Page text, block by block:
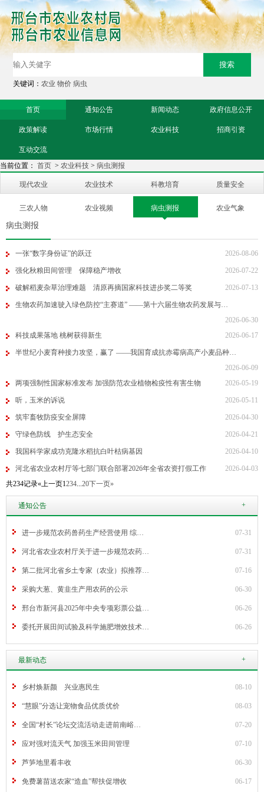
关键词：农业 物价 病虫
首页 通知公告 新闻动态 政府信息公开
政策解读 市场行情 农业科技 招商引资
互动交流
当前位置： 首页 > 农业科技 > 病虫测报
现代农业 农业技术 科教培育 质量安全
三农人物 农业视频 病虫测报 农业气象
病虫测报
一张“数字身份证”的跃迁 2026-08-06
强化秋粮田间管理 保障稳产增收 2026-07-22
破解稻麦杂草治理难题 清原再摘国家科技进步奖二等奖 2026-07-13
生物农药加速驶入绿色防控“主赛道” ——第十六届生物农药发展与…
2026-06-30
科技成果落地 桃树获得新生
2026-06-17
半世纪小麦育种接力攻坚，赢了 ——我国育成抗赤霉病高产小麦品种…
2026-06-09
两项强制性国家标准发布 加强防范农业植物检疫性有害生物
2026-05-19
听，玉米的诉说 2026-05-11
筑牢畜牧防疫安全屏障 2026-04-30
守绿色防线 护生态安全 2026-04-21
我国科学家成功克隆水稻抗白叶枯病基因 2026-04-10
河北省农业农村厅等七部门联合部署2026年全省农资打假工作
2026-04-03
共234记录«上一页1234 20下一页»
通知公告 +
进一步规范农药兽药生产经营使用 综… 07-31
河北省农业农村厅关于进一步规范农药… 07-31
第二批河北省乡土专家（农业）拟推荐… 07-16
采购大葱、黄韭生产用农药的公示 06-30
邢台市新河县2025年中央专项彩票公益… 06-26
委托开展田间试验及科学施肥增效技术… 06-26
最新动态 +
乡村焕新颜 兴业惠民生 08-10
“慧眼”分选让宠物食品优质优价 08-03
全国“村长”论坛交流活动走进前南峪… 07-20
应对强对流天气 加强玉米田间管理 07-10
芦笋地里看丰收 06-30
免费薯苗送农家“造血”帮扶促增收 06-17